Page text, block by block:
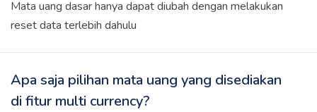
Tagihan Pembelian >> input mata uang asing di kolom
Mata Uang
Mata uang dasar hanya dapat diubah dengan melakukan
reset data terlebih dahulu
Apa saja pilihan mata uang yang disediakan
di fitur multi currency?